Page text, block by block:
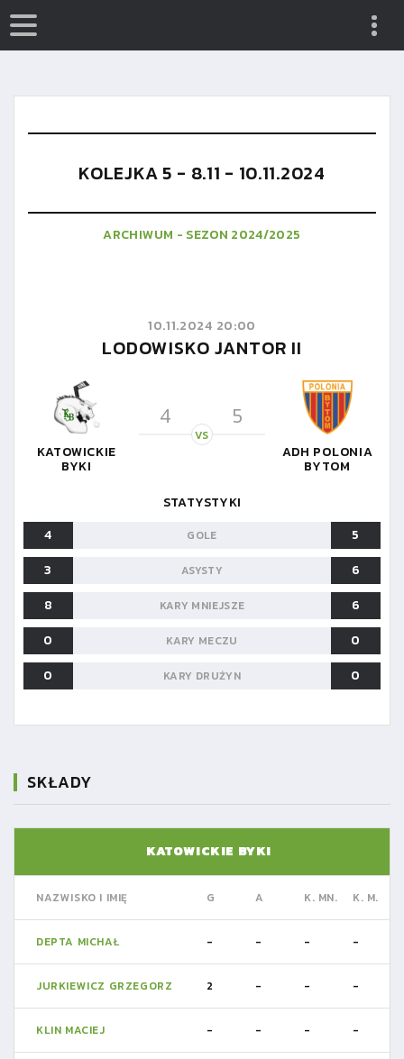
KOLEJKA 5 - 8.11 - 10.11.2024
ARCHIWUM - SEZON 2024/2025
10.11.2024 20:00
LODOWISKO JANTOR II
KATOWICKIE
BYKI
4 5
VS
ADH POLONIA
BYTOM
STATYSTYKI
4
GOLE
5
3
ASYSTY
6
8
KARY MNIEJSZE
6
0
KARY MECZU
0
0
KARY DRUŻYN 0
SKŁADY
KATOWICKIE BYKI
NAZWISKO I IMIĘ G A K. MN. K. M.
DEPTA MICHAŁ - - - -
JURKIEWICZ GRZEGORZ 2 - - -
KLIN MACIEJ - - - -